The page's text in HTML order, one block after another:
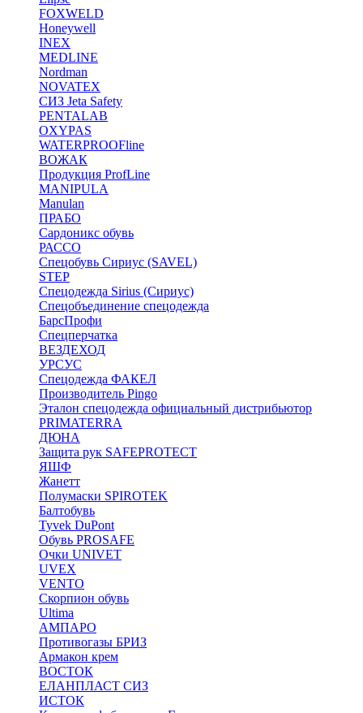
FOXWELD
Honeywell
INEX
MEDLINE
Nordman
NOVATEX
СИЗ Jeta Safety
PENTALAB
OXYPAS
WATERPROOFline
ВОЖАК
Продукция ProfLine
MANIPULA
Manulan
ПРАБО
Сардоникс обувь
РАССО
Спецобувь Сириус (SAVEL)
STEP
Спецодежда Sirius (Сириус)
Спецобъединение спецодежда
БарсПрофи
Спецперчатка
ВЕЗДЕХОД
УРСУС
Спецодежда ФАКЕЛ
Производитель Pingo
Эталон спецодежда официальный дистрибьютор
PRIMATERRA
ДЮНА
Защита рук SAFEPROTECT
ЯШФ
Жанетт
Полумаски SPIROTEK
Балтобувь
Tyvek DuPont
Обувь PROSAFE
Очки UNIVET
UVEX
VENTO
Скорпион обувь
Ultima
АМПАРО
Противогазы БРИЗ
Армакон крем
ВОСТОК
ЕЛАНПЛАСТ СИЗ
ИСТОК